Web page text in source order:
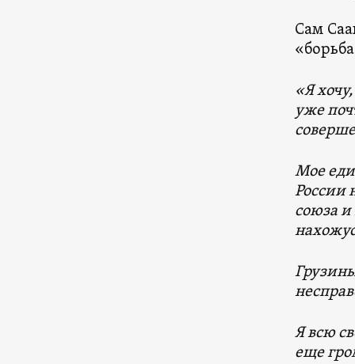
Сам
«Я
уже
Мое
России
союза
Я всю
еще